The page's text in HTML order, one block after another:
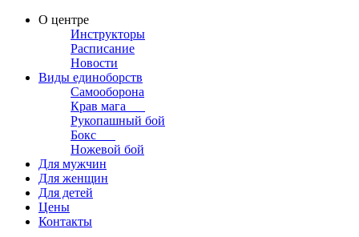
О центре
Инструкторы
Расписание
Новости
Виды единоборств
Самооборона
Крав мага
Рукопашный бой
Бокс
Ножевой бой
Для мужчин
Для женщин
Для детей
Цены
Контакты